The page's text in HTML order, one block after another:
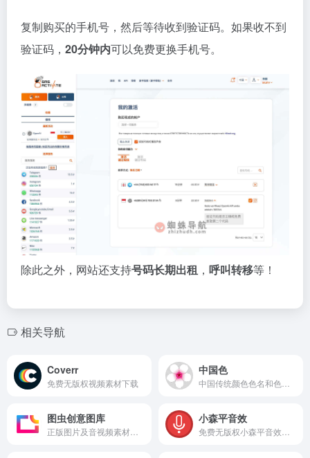
复制购买的手机号，然后等待收到验证码。如果收不到
验证码， 20分钟内可以免费更换手机号。
除此之外，网站还支持号码长期出租 ， 呼叫转移等！
相关导航
Coverr
免费无版权视频素材下载
中国色
图虫创意图库 小森平音效